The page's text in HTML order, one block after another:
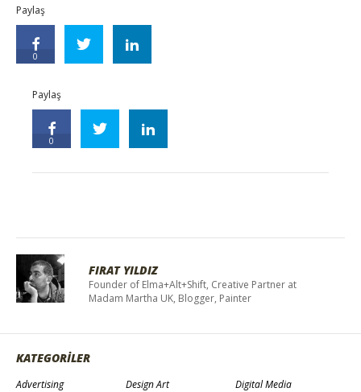
Paylaş
0
Paylaş
0
FIRAT YILDIZ
Founder of Elma+Alt+Shift, Creative Partner at
Madam Martha UK, Blogger, Painter
KATEGORİLER
Advertising
Design Art
Digital Media